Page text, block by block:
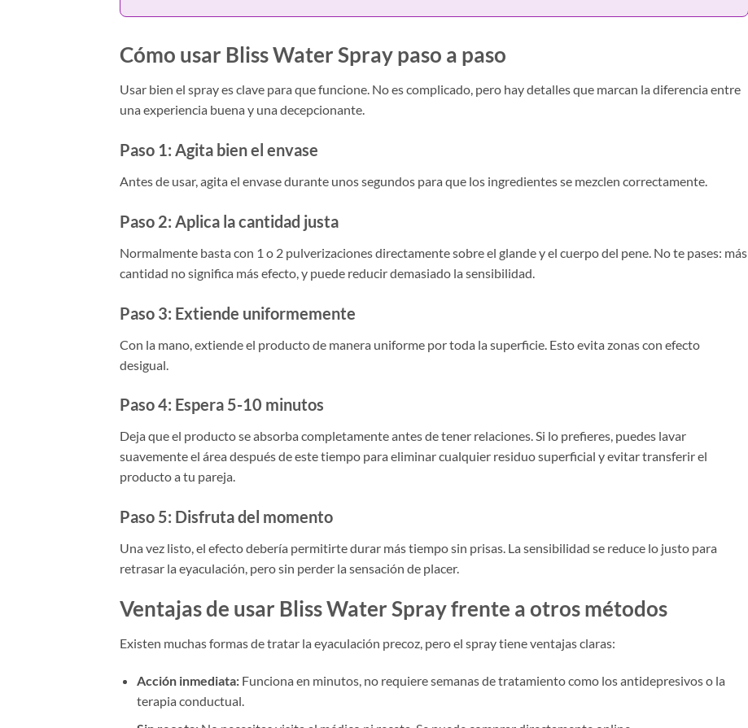
Cómo usar Bliss Water Spray paso a paso
Usar bien el spray es clave para que funcione. No es complicado, pero hay detalles que marcan la diferencia entre
una experiencia buena y una decepcionante.
Paso 1: Agita bien el envase
Antes de usar, agita el envase durante unos segundos para que los ingredientes se mezclen correctamente.
Paso 2: Aplica la cantidad justa
Normalmente basta con 1 o 2 pulverizaciones directamente sobre el glande y el cuerpo del pene. No te pases: más
cantidad no significa más efecto, y puede reducir demasiado la sensibilidad.
Paso 3: Extiende uniformemente
Con la mano, extiende el producto de manera uniforme por toda la superficie. Esto evita zonas con efecto
desigual.
Paso 4: Espera 5-10 minutos
Deja que el producto se absorba completamente antes de tener relaciones. Si lo prefieres, puedes lavar
suavemente el área después de este tiempo para eliminar cualquier residuo superficial y evitar transferir el
producto a tu pareja.
Paso 5: Disfruta del momento
Una vez listo, el efecto debería permitirte durar más tiempo sin prisas. La sensibilidad se reduce lo justo para
retrasar la eyaculación, pero sin perder la sensación de placer.
Ventajas de usar Bliss Water Spray frente a otros métodos
Existen muchas formas de tratar la eyaculación precoz, pero el spray tiene ventajas claras:
Acción inmediata:Funciona en minutos, no requiere semanas de tratamiento como los antidepresivos o la
terapia conductual.